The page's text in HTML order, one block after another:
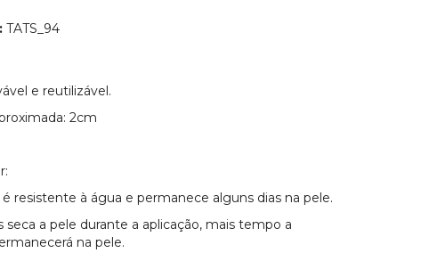
TATS_94
e reutilizável.
2cm
resistente à água e permanece alguns dias na pele.
seca a pele durante a aplicação, mais tempo a
na pele.